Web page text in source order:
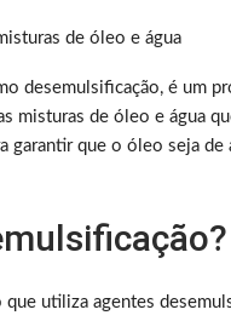
de óleo e água
desemulsificação, é um
misturas de óleo e água
garantir que o óleo seja
utiliza agentes